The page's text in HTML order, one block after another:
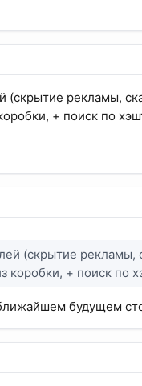
(скрытие рекламы,
+ поиск по
(скрытие рекламы,
коробки, + поиск по
будущем